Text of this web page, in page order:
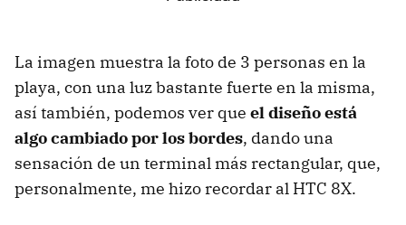
La imagen muestra la foto de 3 personas en la
playa, con una luz bastante fuerte en la misma,
así también, podemos ver que el diseño está
algo cambiado por los bordes, dando una
sensación de un terminal más rectangular, que,
personalmente, me hizo recordar al HTC 8X.